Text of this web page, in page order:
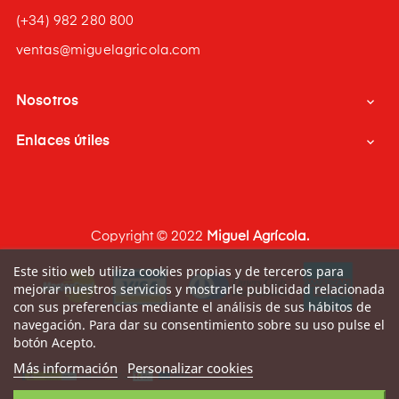
(+34) 982 280 800
ventas@miguelagricola.com
Nosotros 
Enlaces útiles 
Copyright © 2022 Miguel Agrícola.
Este sitio web utiliza cookies propias y de terceros para
mejorar nuestros servicios y mostrarle publicidad relacionada
con sus preferencias mediante el análisis de sus hábitos de
navegación. Para dar su consentimiento sobre su uso pulse el
botón Acepto.
Más información Personalizar cookies